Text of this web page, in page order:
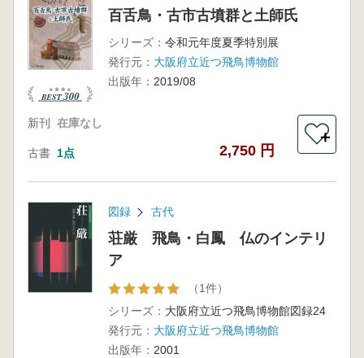
百舌鳥・古市古墳群と土師氏
シリーズ： 令和元年度夏季特別展
発行元： 大阪府立近つ飛鳥博物館
出版年： 2019/08
新刊 在庫なし
古書 1点 2,750 円
＋
図録 古代
荘厳 飛鳥・白鳳 仏のインテリ
ア
（1件）
シリーズ： 大阪府立近つ飛鳥博物館図録24
発行元： 大阪府立近つ飛鳥博物館
出版年： 2001